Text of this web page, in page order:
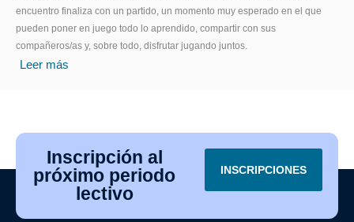
encuentro finaliza con un partido, un momento muy esperado en el que
pueden poner en juego todo lo aprendido, compartir con sus
compañeros/as y, sobre todo, disfrutar jugando juntos.
Leer más
Inscripción al
próximo periodo
lectivo
INSCRIPCIONES